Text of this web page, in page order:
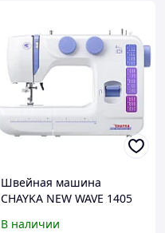
Швейная машина
CHAYKA NEW WAVE 1405
В наличии